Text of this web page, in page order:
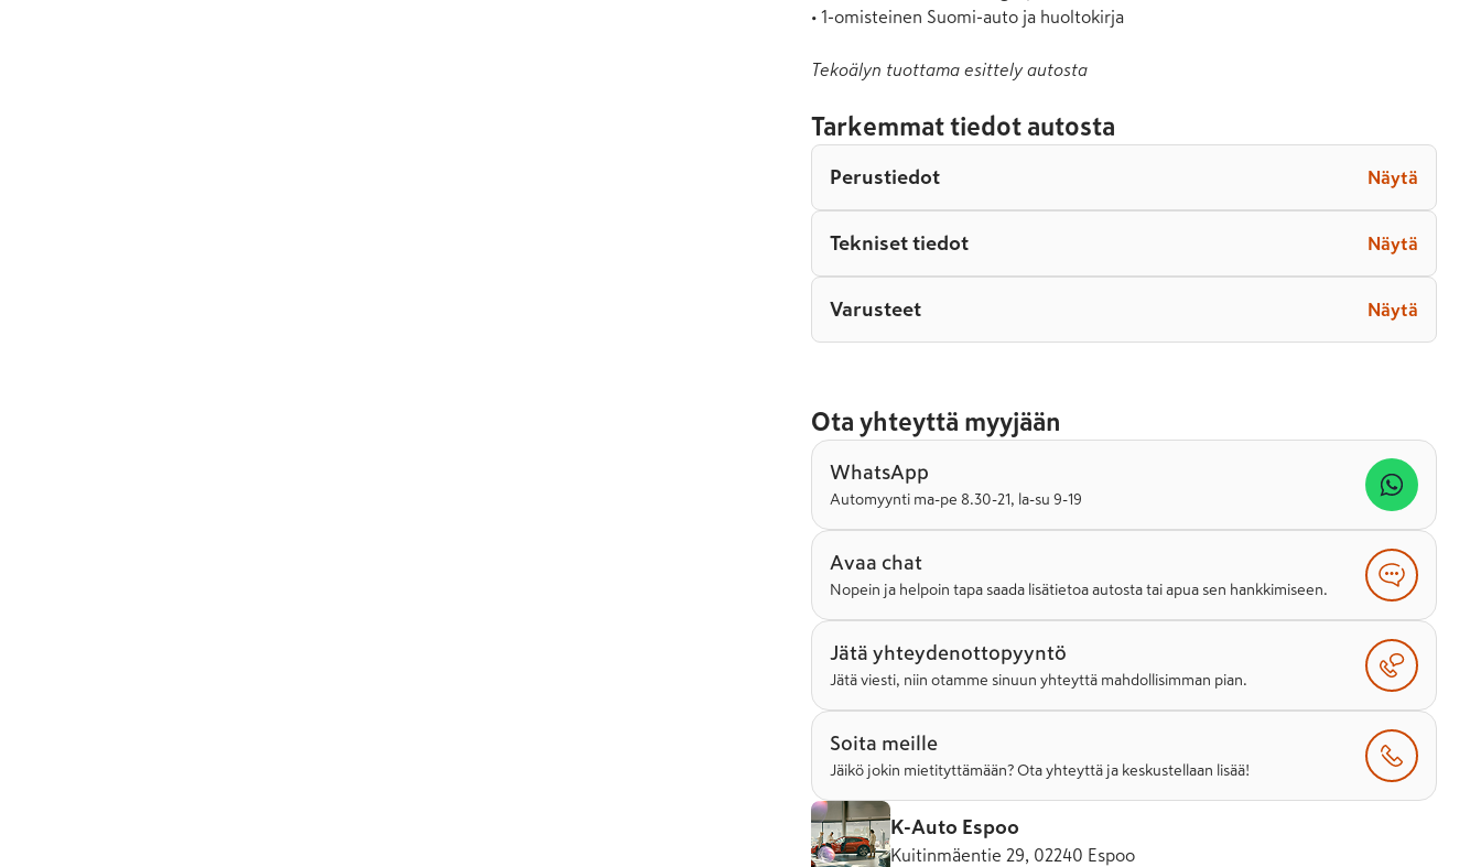
• 1-omisteinen Suomi-auto ja huoltokirja
Tekoälyn tuottama esittely autosta
Tarkemmat tiedot autosta
Perustiedot Näytä
Tekniset tiedot Näytä
Varusteet Näytä
Ota yhteyttä myyjään
WhatsApp
Automyynti ma-pe 8.30-21, la-su 9-19
Avaa chat
Nopein ja helpoin tapa saada lisätietoa autosta tai apua sen hankkimiseen.
Jätä yhteydenottopyyntö
Jätä viesti, niin otamme sinuun yhteyttä mahdollisimman pian.
Soita meille
Jäikö jokin mietityttämään? Ota yhteyttä ja keskustellaan lisää!
K-Auto Espoo
Kuitinmäentie 29, 02240 Espoo